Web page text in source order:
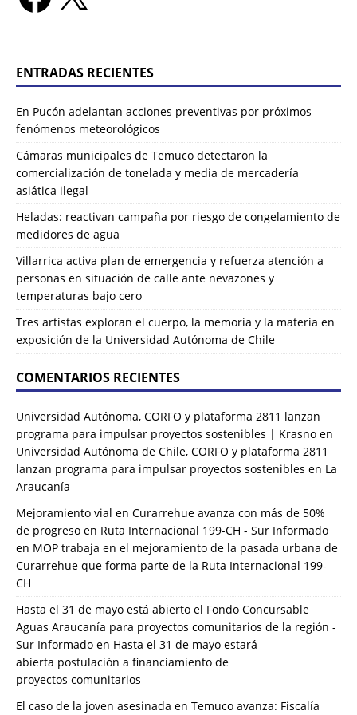
ENTRADAS RECIENTES
En Pucón adelantan acciones preventivas por próximos
fenómenos meteorológicos
Cámaras municipales de Temuco detectaron la
comercialización de tonelada y media de mercadería
asiática ilegal
Heladas: reactivan campaña por riesgo de congelamiento de
medidores de agua
Villarrica activa plan de emergencia y refuerza atención a
personas en situación de calle ante nevazones y
temperaturas bajo cero
Tres artistas exploran el cuerpo, la memoria y la materia en
exposición de la Universidad Autónoma de Chile
COMENTARIOS RECIENTES
Universidad Autónoma, CORFO y plataforma 2811 lanzan
programa para impulsar proyectos sostenibles | Krasno en
Universidad Autónoma de Chile, CORFO y plataforma 2811
lanzan programa para impulsar proyectos sostenibles en La
Araucanía
Mejoramiento vial en Curarrehue avanza con más de 50%
de progreso en Ruta Internacional 199-CH - Sur Informado
en MOP trabaja en el mejoramiento de la pasada urbana de
Curarrehue que forma parte de la Ruta Internacional 199-
CH
Hasta el 31 de mayo está abierto el Fondo Concursable
Aguas Araucanía para proyectos comunitarios de la región -
Sur Informado en Hasta el 31 de mayo estará
abierta postulación a financiamiento de
proyectos comunitarios
El caso de la joven asesinada en Temuco avanza: Fiscalía